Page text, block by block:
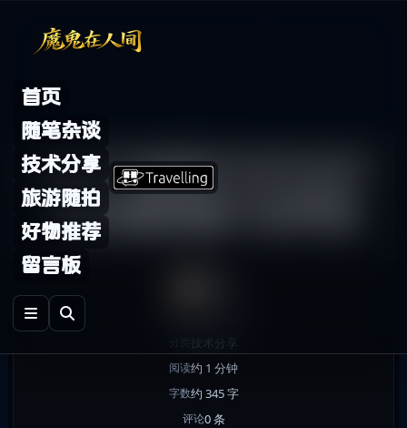
首页
随笔杂谈
技术分享
旅游随拍
好物推荐
留言板
关于"灰鸽子VIP2007
疯狂魔鬼版"的声明
技术分享
阅读约 1 分钟
字数约 345 字
评论0 条